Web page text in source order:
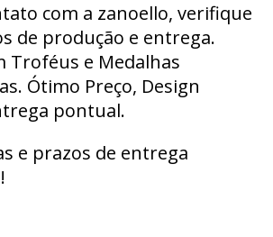
com a zanoello, verifique
de produção e entrega.
Troféus e Medalhas
Ótimo Preço, Design
pontual.
e prazos de entrega